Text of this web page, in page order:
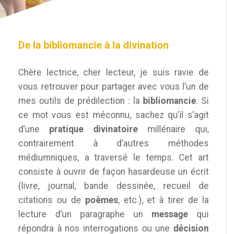
De la bibliomancie à la divination
Chère lectrice, cher lecteur, je suis ravie de
vous retrouver pour partager avec vous l’un de
mes outils de prédilection : la bibliomancie. Si
ce mot vous est méconnu, sachez qu’il s’agit
d’une pratique divinatoire millénaire qui,
contrairement à d’autres méthodes
médiumniques, a traversé le temps. Cet art
consiste à ouvrir de façon hasardeuse un écrit
(livre, journal, bande dessinée, recueil de
citations ou de poèmes, etc.), et à tirer de la
lecture d’un paragraphe un message qui
répondra à nos interrogations ou une décision